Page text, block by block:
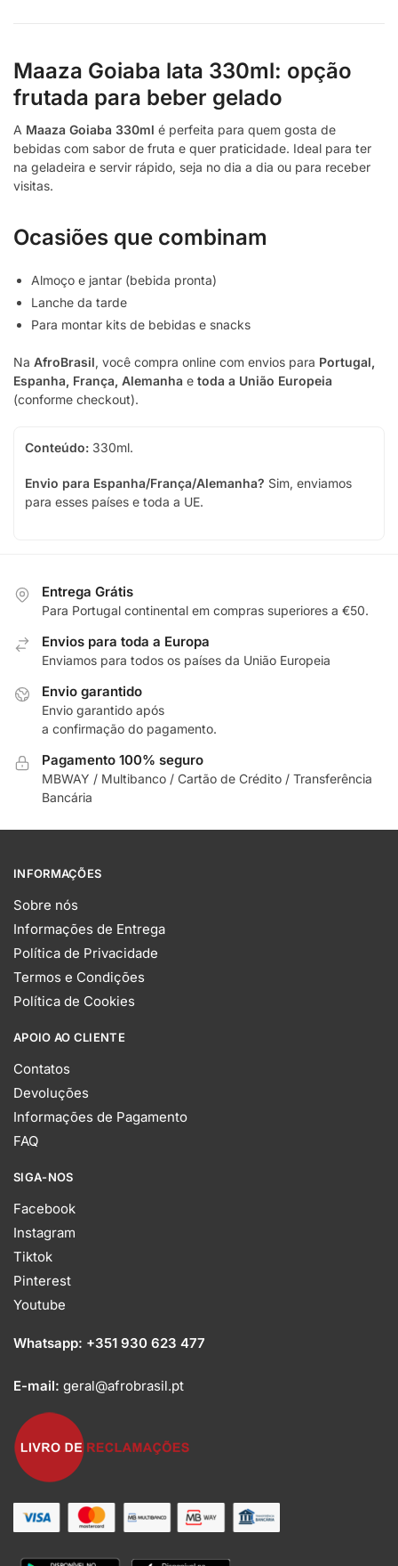
Maaza Goiaba lata 330ml: opção
frutada para beber gelado
A Maaza Goiaba 330ml é perfeita para quem gosta de
bebidas com sabor de fruta e quer praticidade. Ideal para ter
na geladeira e servir rápido, seja no dia a dia ou para receber
visitas.
Ocasiões que combinam
Almoço e jantar (bebida pronta)
Lanche da tarde
Para montar kits de bebidas e snacks
Na AfroBrasil, você compra online com envios para Portugal,
Espanha, França, Alemanha e toda a União Europeia
(conforme checkout).
Conteúdo: 330ml.
Envio para Espanha/França/Alemanha? Sim, enviamos
para esses países e toda a UE.
Entrega Grátis
Para Portugal continental em compras superiores a €50.
Envios para toda a Europa
Enviamos para todos os países da União Europeia
Envio garantido
Envio garantido após
a confirmação do pagamento.
Pagamento 100% seguro
MBWAY / Multibanco / Cartão de Crédito / Transferência
Bancária
INFORMAÇÕES
Sobre nós
Informações de Entrega
Política de Privacidade
Termos e Condições
Política de Cookies
APOIO AO CLIENTE
Contatos
Devoluções
Informações de Pagamento
FAQ
SIGA-NOS
Facebook
Instagram
Tiktok
Pinterest
Youtube
Whatsapp: +351 930 623 477
E-mail: geral@afrobrasil.pt